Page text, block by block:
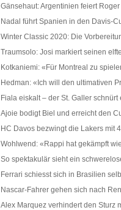
Gänsehaut: Argentinien feiert
Nadal führt Spanien in den Davis-
Winter Classic 2020: Die
Traumsolo: Josi markiert seinen
Kotkaniemi: «Für Montreal zu
Hedman: «Ich will den ultimativen
Fiala eiskalt – der St. Galler
Ajoie bodigt Biel und erreicht den
HC Davos bezwingt die Lakers mit
Wohlwend: «Rappi hat gekämpft
So spektakulär sieht ein
Ferrari schiesst sich in Brasilien
Nascar-Fahrer gehen sich nach
Alex Marquez verhindert den Sturz